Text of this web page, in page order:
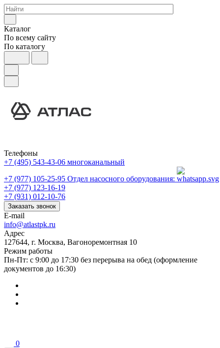
Каталог
По всему сайту
По каталогу
Телефоны
+7 (495) 543-43-06 многоканальный
+7 (977) 105-25-95 Отдел насосного оборудования:
+7 (977) 123-16-19
+7 (931) 012-10-76
Заказать звонок
E-mail
info@atlastpk.ru
Адрес
127644, г. Москва, Вагоноремонтная 10
Режим работы
Пн-Пт: с 9:00 до 17:30 без перерыва на обед (оформление
документов до 16:30)
0